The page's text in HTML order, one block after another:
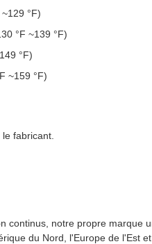
°F)
°F ~139 °F)
°F)
~159 °F)
fabricant.
continus, notre propre
du Nord, l'Europe de l'Est et